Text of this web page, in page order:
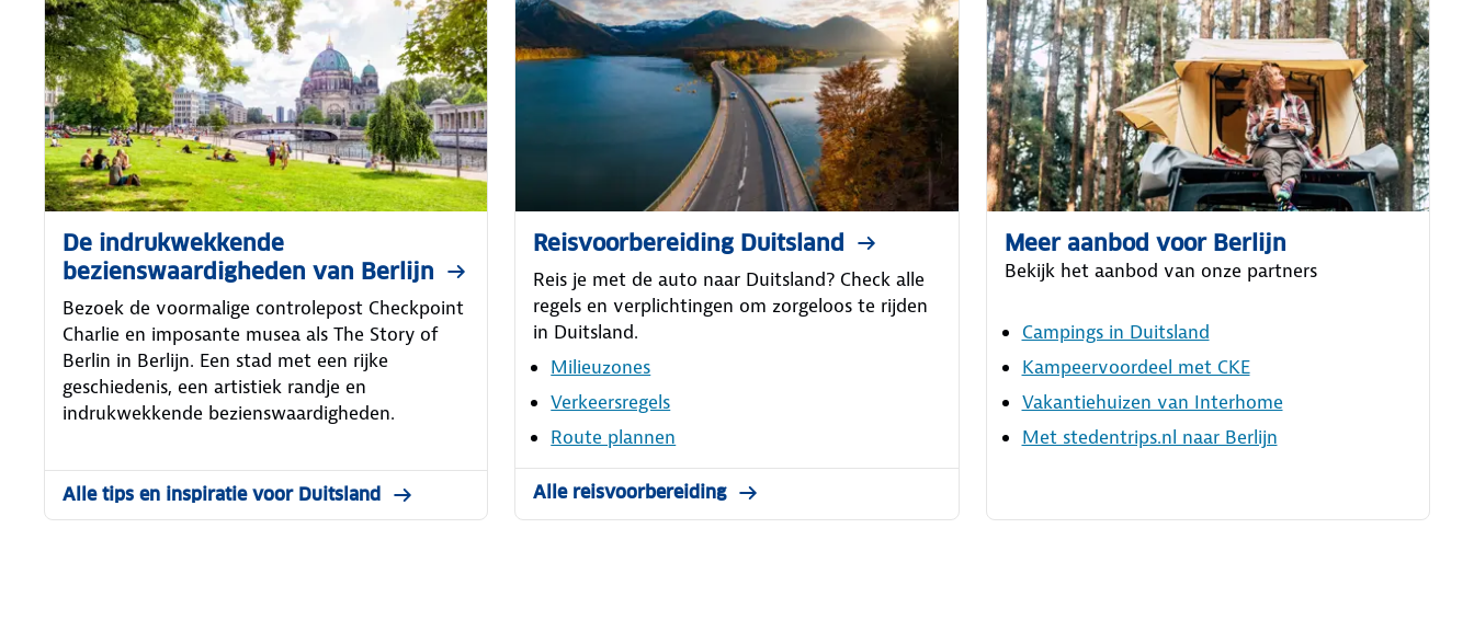
De indrukwekkende
bezienswaardigheden van Berlijn
Bezoek de voormalige controlepost Checkpoint
Charlie en imposante musea als The Story of
Berlin in Berlijn. Een stad met een rijke
geschiedenis, een artistiek randje en
indrukwekkende bezienswaardigheden.
Alle tips en inspiratie voor Duitsland
Reisvoorbereiding Duitsland
Reis je met de auto naar Duitsland? Check alle
regels en verplichtingen om zorgeloos te rijden
in Duitsland.
Milieuzones
Verkeersregels
Route plannen
Alle reisvoorbereiding
Meer aanbod voor Berlijn
Bekijk het aanbod van onze partners
Campings in Duitsland
Kampeervoordeel met CKE
Vakantiehuizen van Interhome
Met stedentrips.nl naar Berlijn